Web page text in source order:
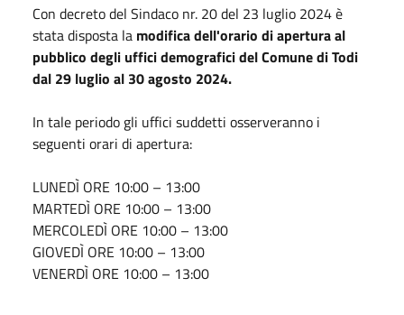
Con decreto del Sindaco nr. 20 del 23 luglio 2024 è
stata disposta la modifica dell'orario di apertura al
pubblico degli uffici demografici del Comune di Todi
dal 29 luglio al 30 agosto 2024.
In tale periodo gli uffici suddetti osserveranno i
seguenti orari di apertura:
LUNEDÌ ORE 10:00 – 13:00
MARTEDÌ ORE 10:00 – 13:00
MERCOLEDÌ ORE 10:00 – 13:00
GIOVEDÌ ORE 10:00 – 13:00
VENERDÌ ORE 10:00 – 13:00